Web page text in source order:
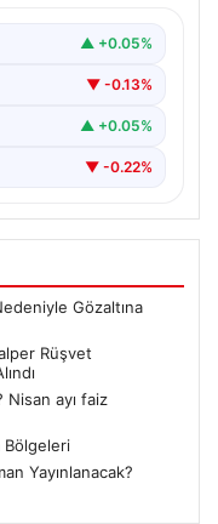
önemli bir
▲ +0.05%
▼ -0.13%
▲ +0.05%
▼ -0.22%
Gözaltına
Rüşvet
Nisan ayı faiz
Yayınlanacak?